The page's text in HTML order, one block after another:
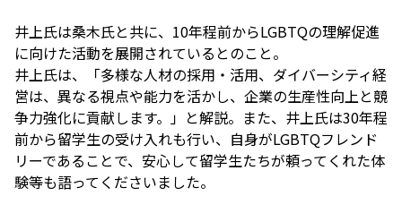
井上氏は桑木氏と共に、10年程前からLGBTQの理解促進
に向けた活動を展開されているとのこと。
井上氏は、「多様な人材の採用・活用、ダイバーシティ経
営は、異なる視点や能力を活かし、企業の生産性向上と競
争力強化に貢献します。」と解説。また、井上氏は30年程
前から留学生の受け入れも行い、自身がLGBTQフレンド
リーであることで、安心して留学生たちが頼ってくれた体
験等も語ってくださいました。